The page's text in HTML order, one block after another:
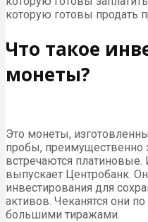
которую готовы продать
Что такое
монеты?
Это монеты,
пробы, преимущественно
встречаются
выпускает Центробанк.
инвестирования для
активов. Чеканятся они
большими тиражами.